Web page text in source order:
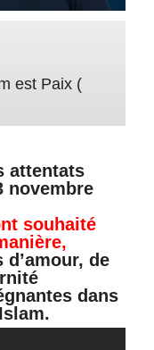
est Paix (
attentats
novembre
souhaité
de
dans